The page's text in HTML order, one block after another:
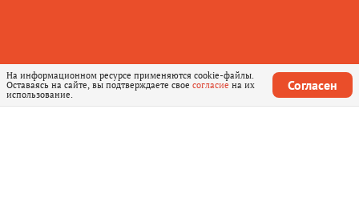
На информационном ресурсе применяются cookie-файлы.
Оставаясь на сайте, вы подтверждаете свое согласие на их
использование.
Согласен